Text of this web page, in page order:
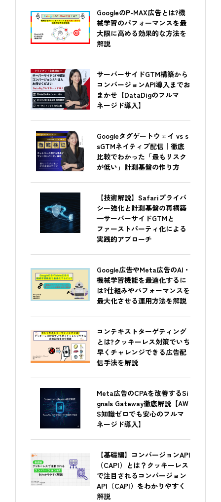
GoogleのP-MAX広告とは?機
械学習のパフォーマンスを最
大限に高める効果的な方法を
解説
サーバーサイドGTM構築から
コンバージョンAPI導入までお
まかせ【DataDigのフルマ
ネージド導入】
Googleタグゲートウェイ vs s
sGTMネイティブ配信｜徹底
比較でわかった「最もリスク
が低い」計測基盤の作り方
【技術解説】Safariプライバ
シー強化と計測基盤の再構築
—サーバーサイドGTMと
ファーストパーティ化による
実践的アプローチ
Google広告やMeta広告のAI・
機械学習機能を最適化するに
は?仕組みやパフォーマンスを
最大化させる運用方法を解説
コンテキストターゲティング
とは?クッキーレス対策でいち
早くチャレンジできる広告配
信手法を解説
Meta広告のCPAを改善するSi
gnals Gateway徹底解説【AW
S知識ゼロでも安心のフルマ
ネージド導入】
【基礎編】コンバージョンAPI
（CAPI）とは？クッキーレス
で注目されるコンバージョン
API（CAPI）をわかりやすく
解説